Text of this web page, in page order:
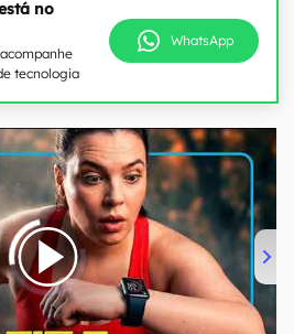
no
tecnologia
WhatsApp